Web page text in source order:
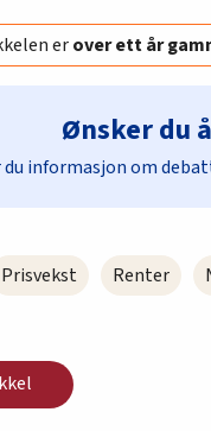
erover ett år
Ønsker du
du informasjon om
Prisvekst Renter